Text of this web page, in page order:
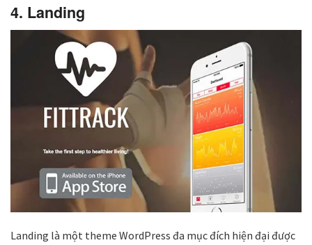
4. Landing
Landing là một theme WordPress đa mục đích hiện đại được